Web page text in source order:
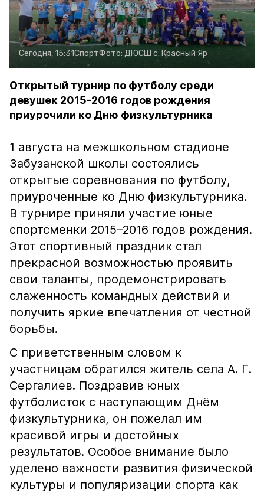
Сегодня, 15:31СпортФото: ДЮСШ с. Красный Яр
Открытый турнир по футболу среди
девушек 2015-2016 годов рождения
приурочили ко Дню физкультурника
1 августа на межшкольном стадионе
Забузанской школы состоялись
открытые соревнования по футболу,
приуроченные ко Дню физкультурника.
В турнире приняли участие юные
спортсменки 2015–2016 годов рождения.
Этот спортивный праздник стал
прекрасной возможностью проявить
свои таланты, продемонстрировать
слаженность командных действий и
получить яркие впечатления от честной
борьбы.
С приветственным словом к
участницам обратился житель села А. Г.
Сергалиев. Поздравив юных
футболисток с наступающим Днём
физкультурника, он пожелал им
красивой игры и достойных
результатов. Особое внимание было
уделено важности развития физической
культуры и популяризации спорта как